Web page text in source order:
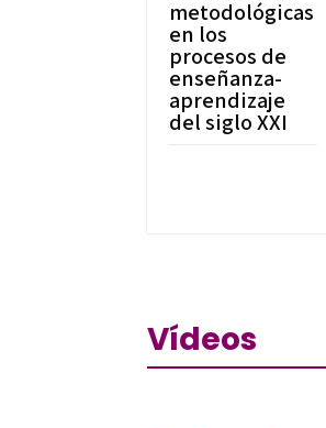
metodológicas
en los
procesos de
enseñanza-
aprendizaje
del siglo XXI
Vídeos